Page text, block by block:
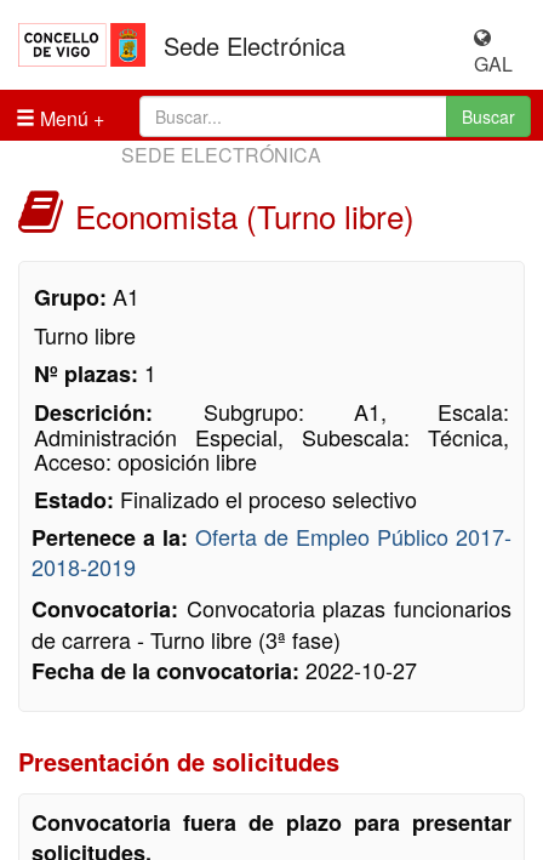
Sede Electrónica
GAL
Menú
Buscar
SEDE ELECTRÓNICA
Economista (Turno libre)
Grupo: A1
Turno libre
Nº plazas: 1
Descrición: Subgrupo: A1, Escala:
Administración Especial, Subescala: Técnica,
Acceso: oposición libre
Estado: Finalizado el proceso selectivo
Pertenece a la: Oferta de Empleo Público 2017-
2018-2019
Convocatoria: Convocatoria plazas funcionarios
de carrera - Turno libre (3ª fase)
Fecha de la convocatoria: 2022-10-27
Presentación de solicitudes
Convocatoria fuera de plazo para presentar
solicitudes.